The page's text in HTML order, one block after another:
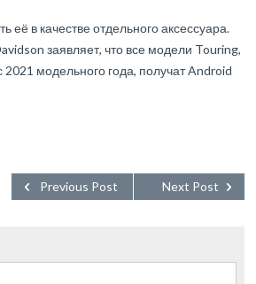
её в качестве отдельного аксессуара.
заявляет, что все модели Touring,
модельного года, получат Android
Next Post
Previous Post